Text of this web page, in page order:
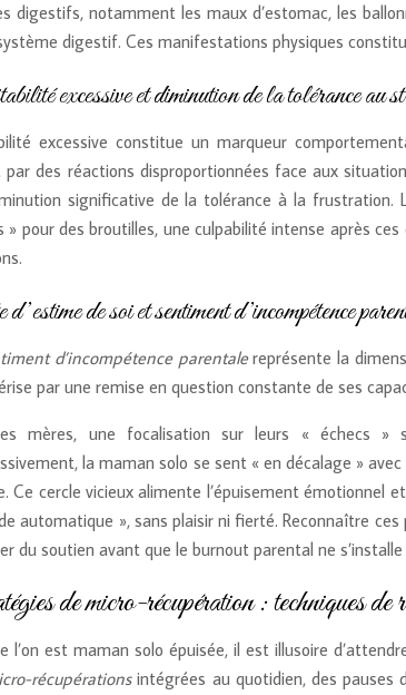
digestifs, notamment les maux d’estomac, les
digestif. Ces manifestations physiques
excessive et diminution de la tolérance au
excessive constitue un marqueur
par des réactions disproportionnées face aux
significative de la tolérance à la frustration.
» pour des broutilles, une culpabilité intense après
de soi et sentiment d’incompétence
d’incompétence parentalereprésente la
par une remise en question constante de ses
mères, une focalisation sur leurs « échecs
la maman solo se sent « en décalage »
Ce cercle vicieux alimente l’épuisement
automatique », sans plaisir ni fierté. Reconnaître
du soutien avant que le burnout parental ne
de micro-récupération : techniques de
l’on est maman solo épuisée, il est illusoire
récupérationsintégrées au quotidien, des pauses